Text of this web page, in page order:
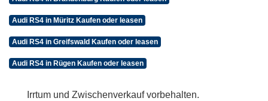
Audi RS4 in Müritz Kaufen oder leasen
Audi RS4 in Greifswald Kaufen oder leasen
Audi RS4 in Rügen Kaufen oder leasen
Irrtum und Zwischenverkauf vorbehalten.